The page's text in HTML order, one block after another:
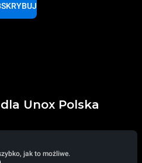
Unox Polska
jak to możliwe.